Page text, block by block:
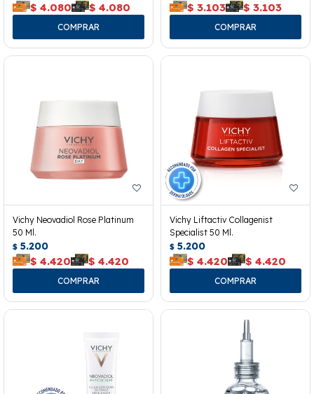
$ 4.080 $ 4.080 $ 3.103 $ 3.103
Vichy Neovadiol Rose Platinum
50 Ml.
$ 5.200
$ 4.420 $ 4.420
Vichy Liftactiv Collagenist
Specialist 50 Ml.
$ 5.200
$ 4.420 $ 4.420